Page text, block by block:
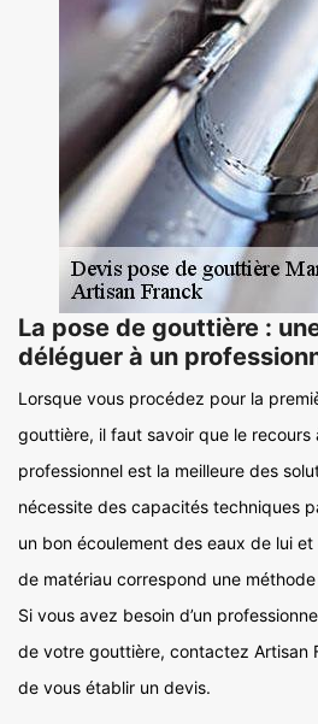
La pose de gouttière :
déléguer à un
Lorsque vous procédez pour la
gouttière, il faut savoir que le recours
professionnel est la meilleure des
nécessite des capacités techniques
un bon écoulement des eaux de lui
de matériau correspond une
Si vous avez besoin d’un
de votre gouttière, contactez Artisan
de vous établir un devis.